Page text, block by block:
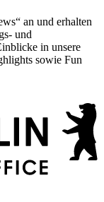
an und erhalten
und
in unsere
sowie Fun